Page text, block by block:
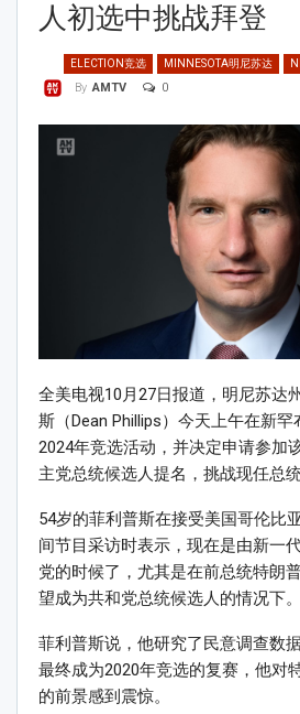
人初选中挑战拜登
ELECTION竞选 MINNESOTA明尼苏达
By AMTV 0
全美电视10月27日报道，明尼苏达
斯（Dean Phillips）今天上午在新
2024年竞选活动，并决定申请参加
主党总统候选人提名，挑战现任总统
54岁的菲利普斯在接受美国哥伦比
间节目采访时表示，现在是由新一
党的时候了，尤其是在前总统特朗
望成为共和党总统候选人的情况下。
菲利普斯说，他研究了民意调查数
最终成为2020年竞选的复赛，他对
的前景感到震惊。